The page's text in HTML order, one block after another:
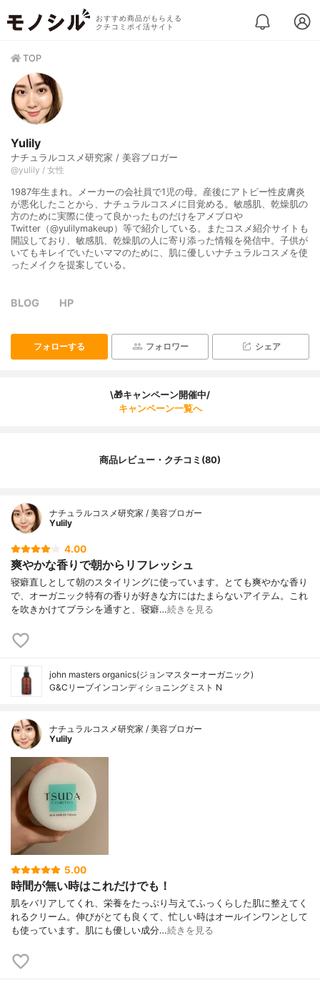
おすすめ商品がもらえる
クチコミポイ活サイト
TOP
Yulily
ナチュラルコスメ研究家 / 美容ブロガー
@yulily / 女性
1987年生まれ。メーカーの会社員で1児の母。産後にアトピー性皮膚炎
が悪化したことから、ナチュラルコスメに目覚める。敏感肌、乾燥肌の
方のために実際に使って良かったものだけをアメブロや
Twitter（@yulilymakeup）等で紹介している。またコスメ紹介サイトも
開設しており、敏感肌、乾燥肌の人に寄り添った情報を発信中。子供が
いてもキレイでいたいママのために、肌に優しいナチュラルコスメを使
ったメイクを提案している。
BLOG HP
フォローする フォロワー シェア
\🎁キャンペーン開催中/
キャンペーン一覧へ
商品レビュー・クチコミ(80)
ナチュラルコスメ研究家 / 美容ブロガー
Yulily
4.00
爽やかな香りで朝からリフレッシュ
寝癖直しとして朝のスタイリングに使っています。とても爽やかな香り
で、オーガニック特有の香りが好きな方にはたまらないアイテム。これ
を吹きかけてブラシを通すと、寝癖…続きを見る
john masters organics(ジョンマスターオーガニック)
G&Cリーブインコンディショニングミスト N
ナチュラルコスメ研究家 / 美容ブロガー
Yulily
5.00
時間が無い時はこれだけでも！
肌をバリアしてくれ、栄養をたっぷり与えてふっくらした肌に整えてく
れるクリーム。伸びがとても良くて、忙しい時はオールインワンとして
も使っています。肌にも優しい成分…続きを見る